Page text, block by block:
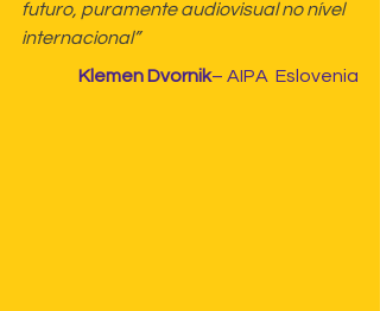
futuro, puramente audiovisual no nível
internacional”
Klemen Dvornik– AIPA  Eslovenia